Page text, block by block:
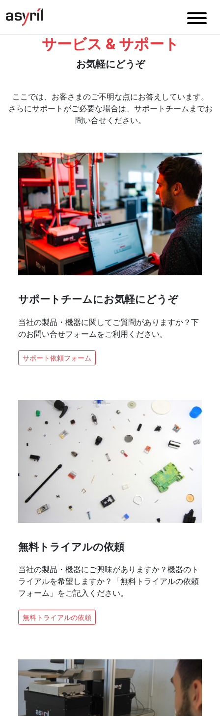
サービス & サポート
お気軽にどうぞ
ここでは、お客さまのご不明な点にお答えしています。
さらにサポートがご必要な場合は、サポートチームまでお
問い合せください。
サポートチームにお気軽にどうぞ
当社の製品・機器に関してご質問がありますか？下
のお問い合せフォームをご利用ください。
サポート依頼フォーム
無料トライアルの依頼
当社の製品・機器にご興味がありますか？機器のト
ライアルを希望しますか？「無料トライアルの依頼
フォーム」をご記入ください。
無料トライアルの依頼